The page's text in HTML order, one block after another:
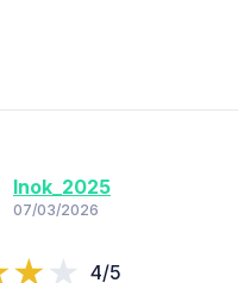
Inok_2025
07/03/2026
4/5